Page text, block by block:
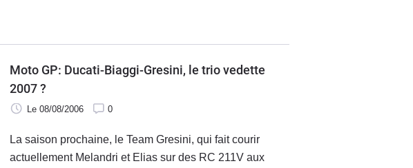
que la conjoncture annoncée tourne tout aussi vite au
pétard mouillé.
Moto GP: Ducati-Biaggi-Gresini, le trio vedette
2007 ?
Le 08/08/2006 0
La saison prochaine, le Team Gresini, qui fait courir
actuellement Melandri et Elias sur des RC 211V aux